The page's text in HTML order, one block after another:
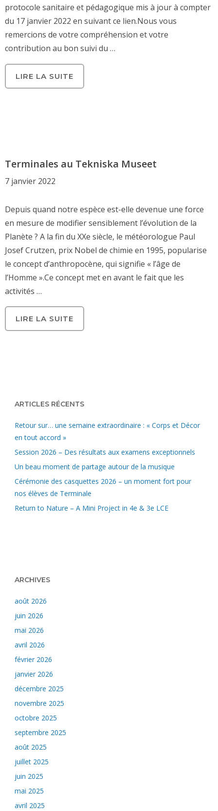
protocole sanitaire et pédagogique mis à jour à compter
du 17 janvier 2022 en suivant ce lien.Nous vous
remercions de votre compréhension et votre
contribution au bon suivi du …
LIRE LA SUITE
Terminales au Tekniska Museet
7 janvier 2022
Depuis quand notre espèce est-elle devenue une force
en mesure de modifier sensiblement l’évolution de la
Planète ? A la fin du XXe siècle, le météorologue Paul
Josef Crutzen, prix Nobel de chimie en 1995, popularise
le concept d’anthropocène, qui signifie « l’âge de
l’Homme ».Ce concept met en avant le fait que les
activités …
LIRE LA SUITE
ARTICLES RÉCENTS
Retour sur… une semaine extraordinaire : « Corps et Décor
en tout accord »
Session 2026 – Des résultats aux examens exceptionnels
Un beau moment de partage autour de la musique
Cérémonie des casquettes 2026 – un moment fort pour
nos élèves de Terminale
Return to Nature – A Mini Project in 4e & 3e LCE
ARCHIVES
août 2026
juin 2026
mai 2026
avril 2026
février 2026
janvier 2026
décembre 2025
novembre 2025
octobre 2025
septembre 2025
août 2025
juillet 2025
juin 2025
mai 2025
avril 2025